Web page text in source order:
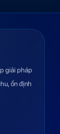
giải pháp
ổn định